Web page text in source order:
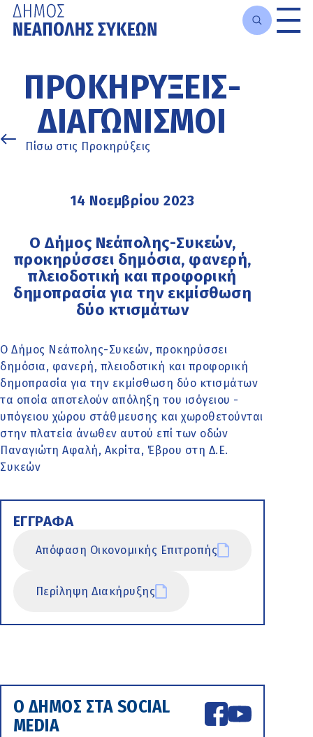
κυρίως
περιεχόμενο
ΠΡΟΚΗΡΎΞΕΙΣ-
ΔΙΑΓΩΝΙΣΜΟΊ
Πίσω στις Προκηρύξεις
14 Νοεμβρίου 2023
Ο Δήμος Νεάπολης-Συκεών,
προκηρύσσει δημόσια, φανερή,
πλειοδοτική και προφορική
δημοπρασία για την εκμίσθωση
δύο κτισμάτων
Ο Δήμος Νεάπολης-Συκεών, προκηρύσσει
δημόσια, φανερή, πλειοδοτική και προφορική
δημοπρασία για την εκμίσθωση δύο κτισμάτων
τα οποία αποτελούν απόληξη του ισόγειου -
υπόγειου χώρου στάθμευσης και χωροθετούνται
στην πλατεία άνωθεν αυτού επί των οδών
Παναγιώτη Αφαλή, Ακρίτα, Έβρου στη Δ.Ε.
Συκεών
ΕΓΓΡΑΦΑ
Απόφαση Οικονομικής Επιτροπής
Περίληψη Διακήρυξης
Ο ΔΗΜΟΣ ΣΤΑ SOCIAL
MEDIA